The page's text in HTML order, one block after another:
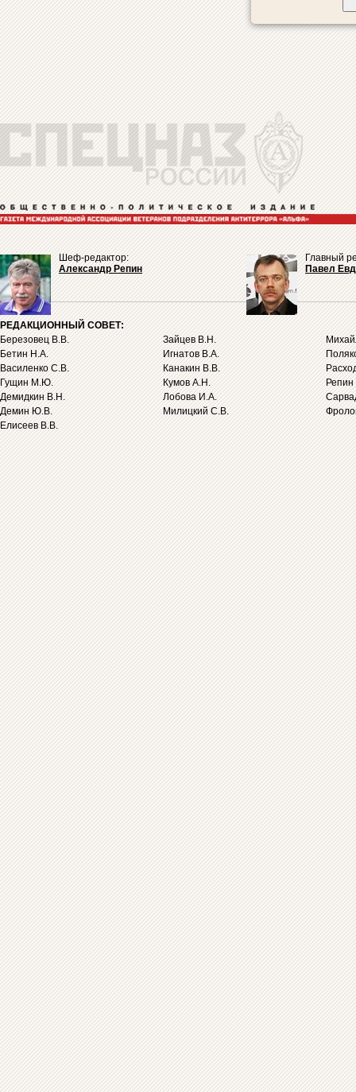
Шеф-редактор:
Александр Репин
Главный
Павел
РЕДАКЦИОННЫЙ СОВЕТ:
Березовец В.В.
Бетин Н.А.
Василенко С.В.
Гущин М.Ю.
Демидкин В.Н.
Демин Ю.В.
Елисеев В.В.
Зайцев В.Н.
Игнатов В.А.
Канакин В.В.
Кумов А.Н.
Лобова И.А.
Милицкий С.В.
Репин